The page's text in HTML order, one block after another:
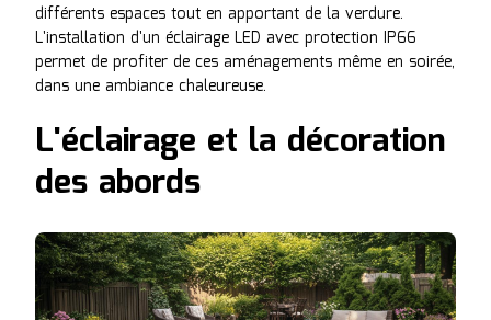
différents espaces tout en apportant de la verdure.
L'installation d'un éclairage LED avec protection IP66
permet de profiter de ces aménagements même en soirée,
dans une ambiance chaleureuse.
L'éclairage et la décoration
des abords